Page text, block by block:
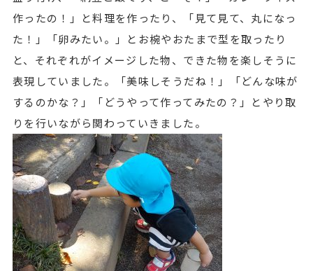
作ったの！」と料理を作ったり、「見て見て、丸になっ
た！」「卵みたい。」とお椀やおたまで型を取ったり
と、それぞれがイメージした物、できた物を楽しそうに
表現していました。「美味しそうだね！」「どんな味が
するのかな？」「どうやって作ってみたの？」とやり取
りを行いながら関わっていきました。